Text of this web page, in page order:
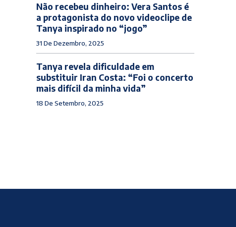
Não recebeu dinheiro: Vera Santos é
a protagonista do novo videoclipe de
Tanya inspirado no “jogo”
31 De Dezembro, 2025
Tanya revela dificuldade em
substituir Iran Costa: “Foi o concerto
mais difícil da minha vida”
18 De Setembro, 2025